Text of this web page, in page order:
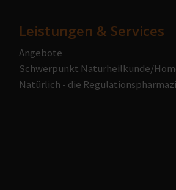
Leistungen & Services
Angebote
Schwerpunkt Naturheilkunde/
Natürlich - die